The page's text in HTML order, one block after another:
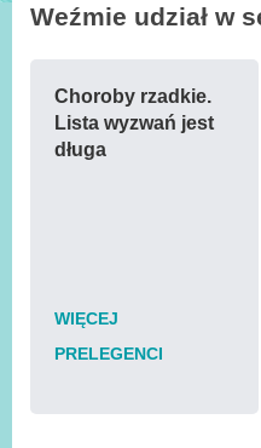
Weźmie udział w
Choroby rzadkie.
Lista wyzwań jest
długa
WIĘCEJ
PRELEGENCI